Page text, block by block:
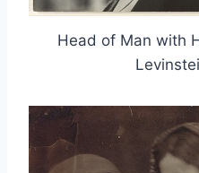
Head of Man with